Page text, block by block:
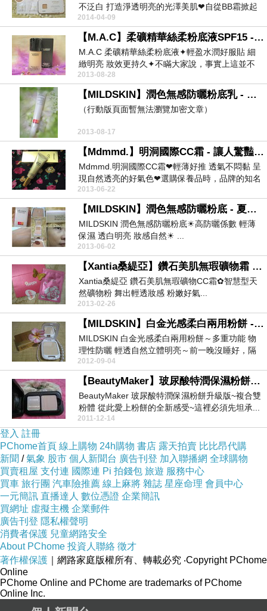
不泛白 打造淨透明亮的光澤美肌❤自從BB霜掀起
一陣風潮...
2014-04-09
【M.A.C】柔礦精華絲柔粉底液SPF15 - 神奇光感魔術師
M.A.C 柔礦精華絲柔粉底液✦輕盈水潤好服貼 細
緻明亮 妝效更持久✦不瞞大家說，事實上這並不
是自己...
2013-08-28
【MILDSKIN】潤色無感防曬粉底乳 - 盛夏美妝 必備法寶
（行動版頁面暫無法瀏覽加密文章）
2013-08-17
【Mdmmd.】明洞國際CC霜 - 讓人驚豔的輕透體驗
Mdmmd.明洞國際CC霜❤輕薄好推 透氣不悶黏 呈
現自然透亮的好氣色❤選購保養品時，品牌的知名
度，...
2013-06-22
【MILDSKIN】潤色無感防曬粉底 - 夏日底妝超新星
MILDSKIN 潤色無感防曬粉底☀高防曬係數 輕薄
保濕 透白明亮 妝感自然☀ ...
2013-06-02
【Xantia桑緹亞】鑽石美肌無瑕礦物霜 - 妝點自然好氣色
Xantia桑緹亞 鑽石美肌無瑕礦物CC霜✿智慧型天
然礦物粉 舞出輕透妝感 粉嫩好氣...
2013-02-26
【MILDSKIN】白金光感柔白兩用粉餅 - 打造自然明亮妝感
MILDSKIN 白金光感柔白兩用粉餅～多重功能 物
理性防曬 輕透自然立體明亮～前一晚沒睡好，隔
天起...
2012-09-04
【BeautyMaker】玻尿酸特潤保濕粉餅升級版 - 顛覆觀感
BeautyMaker 玻尿酸特潤保濕粉餅升級版~複合雙
粉體 從此愛上粉餅的全新感受~這裡必須先坦承...
2011-12-14
登入 註冊
PChome首頁 線上購物 24h購物 書店 露天拍賣 比比昂代購
新聞 /氣象 股市 個人新聞台 廣告刊登 加入聯播網 全球購物
買賣租屋 支付連 國際連 Pi 拍錢包 旅遊 服務中心
買車 旅行團 汽車險推薦 線上麻將 雜誌 星座命理 會員中心
一元簡訊 直播達人 數位憑證 企業簡訊
買網址 虛擬主機 企業郵件
廣告刊登 隱私權聲明
消費者保護 兒童網路安全
About PChome 投資人聯絡 徵才
著作權保護 ｜網路家庭版權所有、轉載必究 ‧Copyright PChome
Online
PChome Online and PChome are trademarks of PChome
Online Inc.